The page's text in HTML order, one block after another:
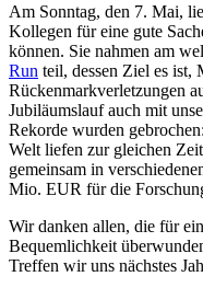
Am Sonntag, den 7. Mai,
Kollegen für eine gute
können. Sie nahmen am
Run teil, dessen Ziel es ist,
Rückenmarkverletzungen
Jubiläumslauf auch mit
Rekorde wurden
Welt liefen zur gleichen
gemeinsam in
Mio. EUR für die
Wir danken allen, die für
Bequemlichkeit
Treffen wir uns nächstes